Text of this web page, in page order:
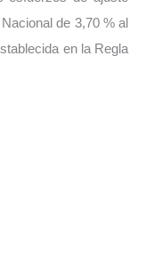
de 3,70 % al
en la Regla